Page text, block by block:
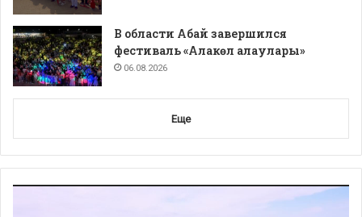
В области Абай завершился
фестиваль «Алакөл алаулары»
06.08.2026
Еще